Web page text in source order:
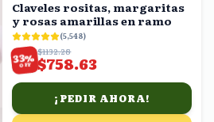
Claveles rositas, margaritas
y rosas amarillas en ramo
(5,548)
33%
OFF
$1132.28
$758.63
¡PEDIR AHORA!